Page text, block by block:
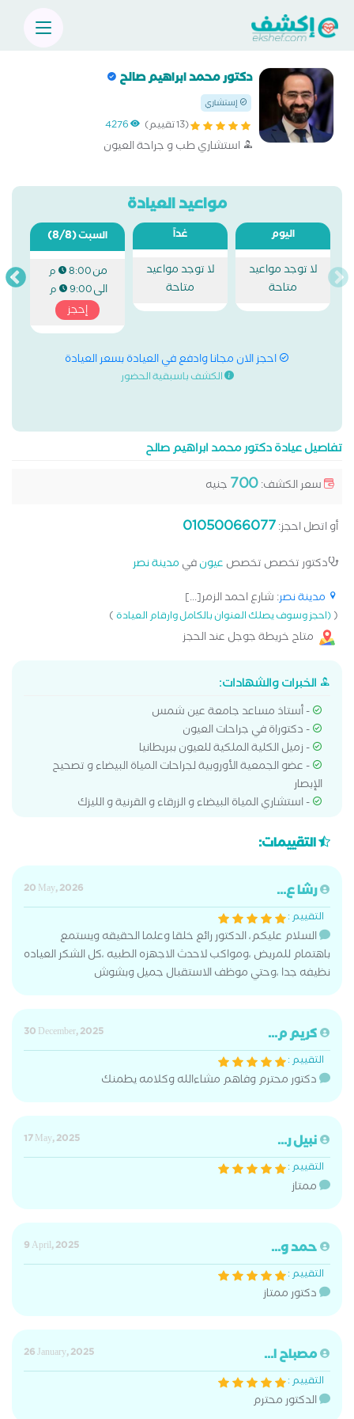
دكتور محمد ابراهيم صالح
إستشاري
(13 تقييم) 4276
استشاري طب و جراحة العيون
مواعيد العيادة
اليوم
لا توجد مواعيد
متاحة
غداً
لا توجد مواعيد
متاحة
السبت(8/8)
من8:00 م
الى9:00 م
إحجز
احجز الان مجانا وادفع في العيادة بسعر العيادة
الكشف باسبقية الحضور
تفاصيل عيادة دكتور محمد ابراهيم صالح
سعر الكشف:700 جنيه
أو اتصل احجز:01050066077
دكتور تخصص تخصص عيونفي مدينة نصر
مدينة نصر: شارع احمد الزمر[...]
((احجز وسوف يصلك العنوان بالكامل وارقام العيادة)
متاح خريطة جوجل عند الحجز
الخبرات والشهادات:
- أستاذ مساعد جامعة عين شمس
- دكتوراة في جراحات العيون
- زميل الكلية الملكية للعيون ببريطانيا
- عضو الجمعية الأوروبية لجراحات المياة البيضاء و تصحيح
الإبصار
- استشاري المياة البيضاء و الزرقاء و القرنية و الليزك
التقييمات:
رشا ع...
20 May, 2026
التقييم :
السلام عليكم، الدكتور رائع خلقا وعلما الحقيقه ويستمع
باهتمام للمريض ،ومواكب لاحدث الاجهزه الطبيه ،كل الشكر العياده
نظيفه جدا ،وحتي موظف الاستقبال جميل وبشوش
كريم م...
30 December, 2025
التقييم :
دكتور محترم وفاهم مشاءالله وكلامه يطمنك
نبيل ر...
17 May, 2025
التقييم :
ممتاز
حمد و...
9 April, 2025
التقييم :
دكتور ممتاز
مصباح ا...
26 January, 2025
التقييم :
الدكتور محترم